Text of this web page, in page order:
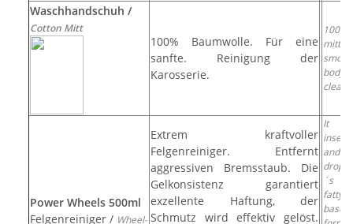
Waschhandschuh /
Cotton Mitt
100% Baumwolle. Für eine
sanfte. Reinigung der
Karosserie.
mitt
Power Wheels 500ml
Felgenreiniger / Wheel-
Extrem kraftvoller
Felgenreiniger. Entfernt
aggressiven Bremsstaub. Die
Gelkonsistenz garantiert
exzellente Haftung, der
Schmutz wird effektiv gelöst.
It
insect
´s
fatty